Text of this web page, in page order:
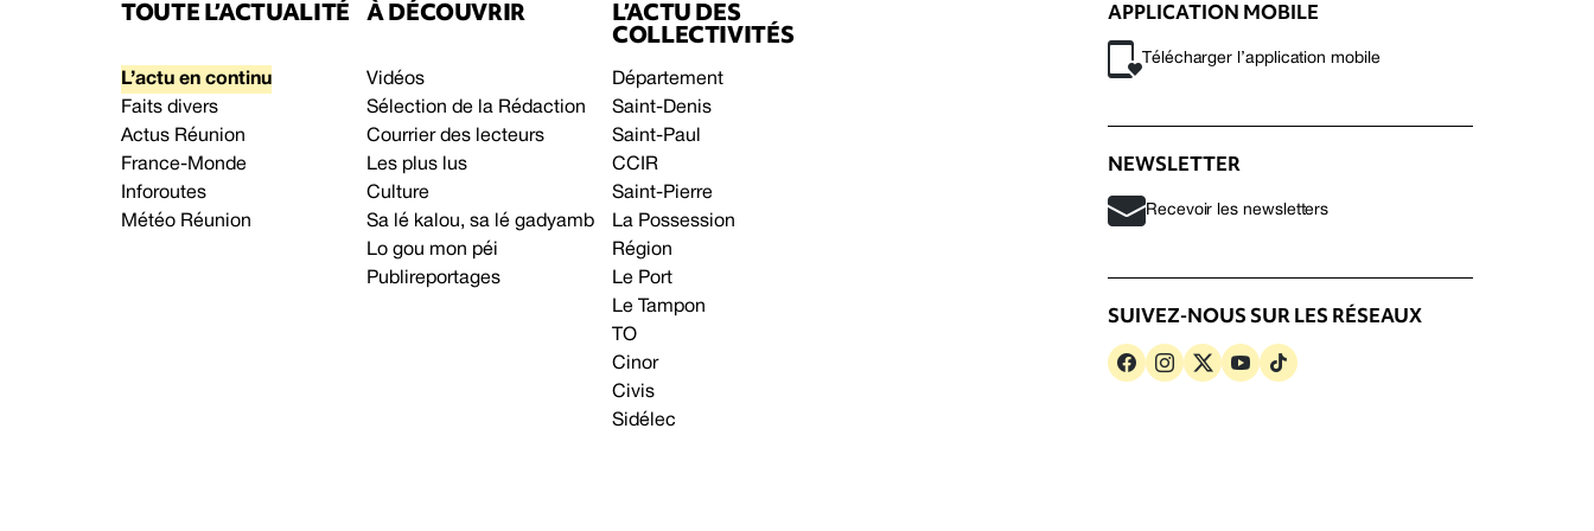
TOUTE L’ACTUALITÉ
L’actu en continu
Faits divers
Actus Réunion
France-Monde
Inforoutes
Météo Réunion
À DÉCOUVRIR
Vidéos
Sélection de la Rédaction
Courrier des lecteurs
Les plus lus
Culture
Sa lé kalou, sa lé gadyamb
Lo gou mon péi
Publireportages
L’ACTU DES
COLLECTIVITÉS
Département
Saint-Denis
Saint-Paul
CCIR
Saint-Pierre
La Possession
Région
Le Port
Le Tampon
TO
Cinor
Civis
Sidélec
APPLICATION MOBILE
Télécharger l’application mobile
NEWSLETTER
Recevoir les newsletters
SUIVEZ-NOUS SUR LES RÉSEAUX